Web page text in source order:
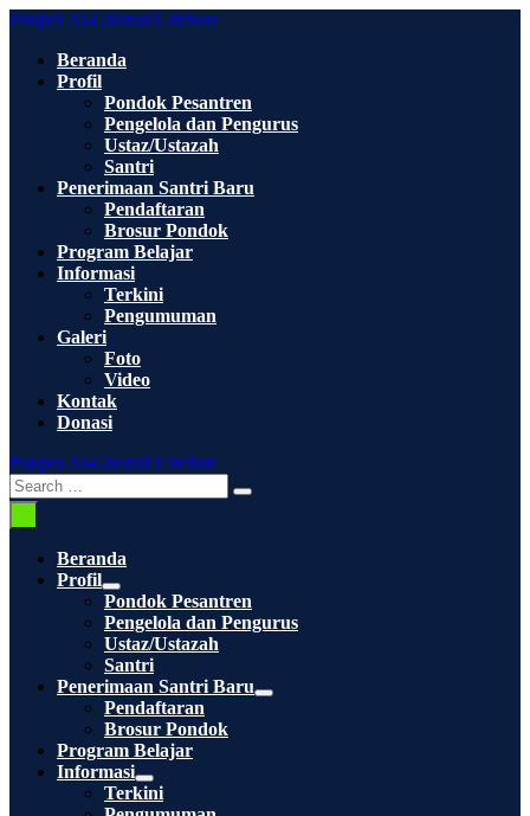
Skip
content
Ponpes Al-Ghozali Cirebon
Beranda
Profil
Pondok Pesantren
Pengelola dan Pengurus
Ustaz/Ustazah
Santri
Penerimaan Santri Baru
Pendaftaran
Brosur Pondok
Program Belajar
Informasi
Terkini
Pengumuman
Galeri
Foto
Video
Kontak
Donasi
Ponpes Al-Ghozali Cirebon
Search
Toggle
Search
for:
Beranda
Profil
Menu
Toggle
Pondok Pesantren
Pengelola dan Pengurus
Ustaz/Ustazah
Santri
Penerimaan Santri Baru
Menu
Pendaftaran
Brosur Pondok
Program Belajar
Informasi
Menu
Toggle
Terkini